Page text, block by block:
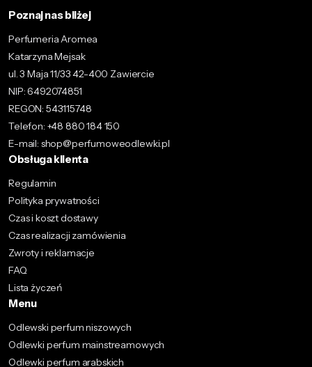
Poznaj nas bliżej
Perfumeria Aromea
Katarzyna Mejsak
ul. 3 Maja 11/33 42-400 Zawiercie
NIP: 6492074851
REGON: 543115748
Telefon: +48 880 184 150
E-mail: shop@perfumoweodlewki.pl
Obsługa klienta
Regulamin
Polityka prywatności
Czas i koszt dostawy
Czas realizacji zamówienia
Zwroty i reklamacje
FAQ
Lista życzeń
Menu
Odlewski perfum niszowych
Odlewki perfum mainstreamowych
Odlewki perfum arabskich